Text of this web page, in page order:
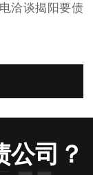
洽谈揭阳要债
公司？